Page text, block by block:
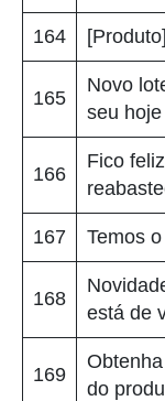
164
165
Novo
seu
166
Fico
167 Temos
168
está de
169
do